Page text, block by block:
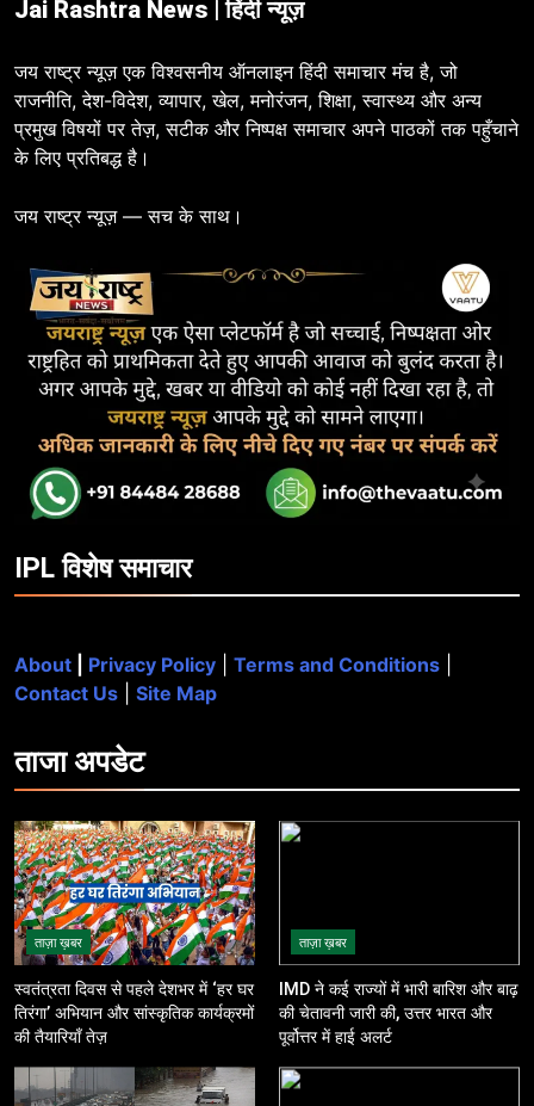
Jai Rashtra News | हिंदी न्यूज़
जय राष्ट्र न्यूज़ एक विश्वसनीय ऑनलाइन हिंदी समाचार मंच है, जो
राजनीति, देश-विदेश, व्यापार, खेल, मनोरंजन, शिक्षा, स्वास्थ्य और अन्य
प्रमुख विषयों पर तेज़, सटीक और निष्पक्ष समाचार अपने पाठकों तक पहुँचाने
के लिए प्रतिबद्ध है।
जय राष्ट्र न्यूज़ — सच के साथ।
IPL विशेष समाचार
About Privacy Policy Terms and Conditions
Contact Us
Site Map
ताजाअपडेट
ताज़ा ख़बर
स्वतंत्रता दिवस से पहले देशभर में ‘हर घर
तिरंगा’ अभियान और सांस्कृतिक कार्यक्रमों
की तैयारियाँ तेज़
ताज़ा ख़बर
IMD ने कई राज्यों में भारी बारिश और बाढ़
की चेतावनी जारी की, उत्तर भारत और
पूर्वोत्तर में हाई अलर्ट